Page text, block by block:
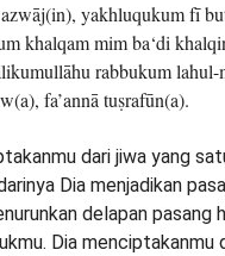
azwāj(in), yakhluqukum fī
khalqam mim ba‘di
rabbukum
fa’annā tuṣrafūn(a).
dari jiwa yang
Dia menjadikan
delapan pasang
Dia menciptakanmu